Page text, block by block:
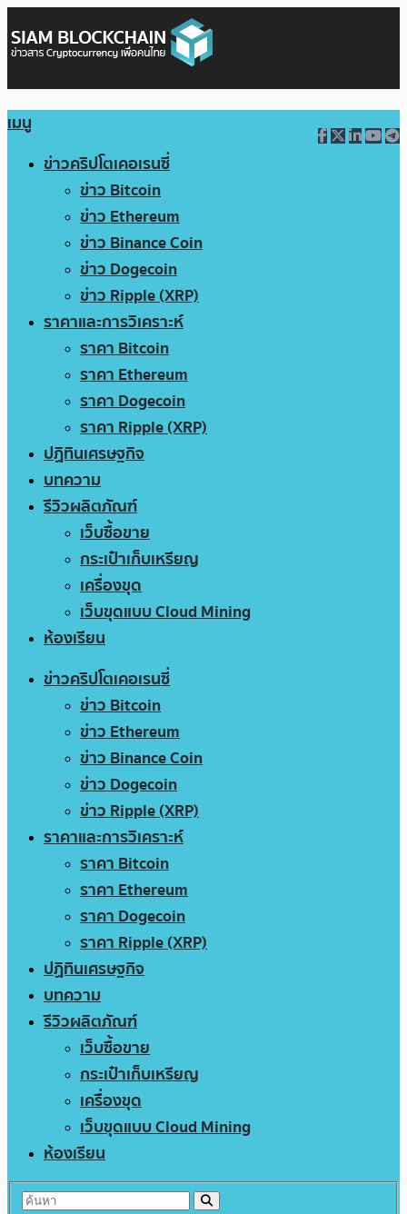
เมนู
ข่าวคริปโตเคอเรนซี่
ข่าว Bitcoin
ข่าว Ethereum
ข่าว Binance Coin
ข่าว Dogecoin
ข่าว Ripple (XRP)
ราคาและการวิเคราะห์
ราคา Bitcoin
ราคา Ethereum
ราคา Dogecoin
ราคา Ripple (XRP)
ปฏิทินเศรษฐกิจ
บทความ
รีวิวผลิตภัณฑ์
เว็บซื้อขาย
กระเป๋าเก็บเหรียญ
เครื่องขุด
เว็บขุดแบบ Cloud Mining
ห้องเรียน
ข่าวคริปโตเคอเรนซี่
ข่าว Bitcoin
ข่าว Ethereum
ข่าว Binance Coin
ข่าว Dogecoin
ข่าว Ripple (XRP)
ราคาและการวิเคราะห์
ราคา Bitcoin
ราคา Ethereum
ราคา Dogecoin
ราคา Ripple (XRP)
ปฏิทินเศรษฐกิจ
บทความ
รีวิวผลิตภัณฑ์
เว็บซื้อขาย
กระเป๋าเก็บเหรียญ
เครื่องขุด
เว็บขุดแบบ Cloud Mining
ห้องเรียน